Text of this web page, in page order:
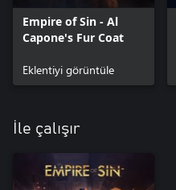
Empire of Sin - Al
Capone's Fur Coat
Eklentiyi görüntüle
İle çalışır